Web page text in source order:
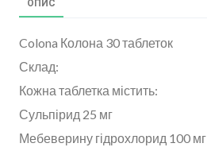
ОПИС
Colona Колона 30 таблеток
Склад:
Кожна таблетка містить:
Сульпірид 25 мг
Мебеверину гідрохлорид 100 мг